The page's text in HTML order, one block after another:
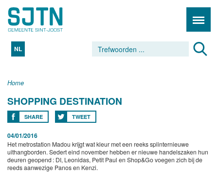
NL
Home
SHOPPING DESTINATION
SHARE TWEET
04/01/2016
Het metrostation Madou krijgt wat kleur met een reeks splinternieuwe
uithangborden. Sedert eind november hebben er nieuwe handelszaken hun
deuren geopend : DI, Leonidas, Petit Paul en Shop&Go voegen zich bij de
reeds aanwezige Panos en Kenzi.